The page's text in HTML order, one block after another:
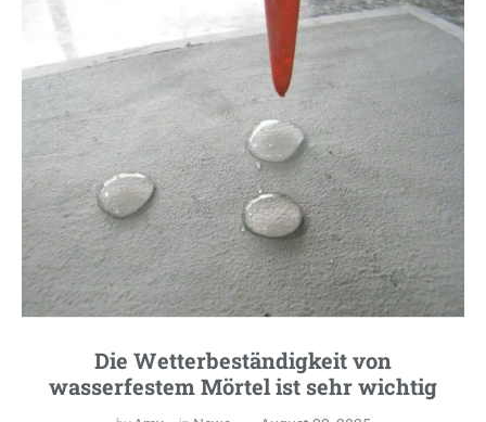
Die Wetterbeständigkeit von
wasserfestem Mörtel ist sehr wichtig